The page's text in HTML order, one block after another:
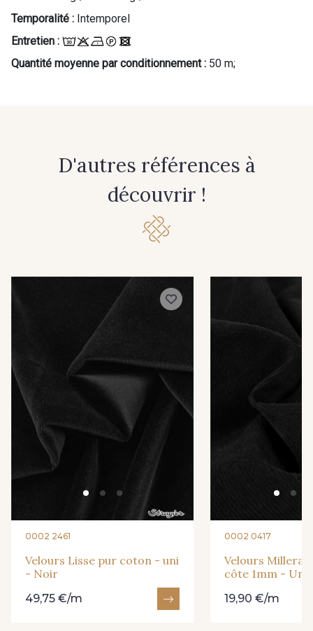
Temporalité : Intemporel
Entretien :
Quantité moyenne par conditionnement : 50 m;
D'autres références à
découvrir !
0002 2461
Velours Lisse pur coton - uni
- Noir
49,75 €/m
0002 0417
Velours
côte 1mm - Uni
19,90 €/m
Cadeau : 10% offerts sur votre
commande !
Vous aimez les beaux tissus ?